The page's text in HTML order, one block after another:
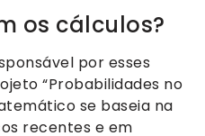
os cálculos?
por esses
“Probabilidades no
se baseia na
recentes e em